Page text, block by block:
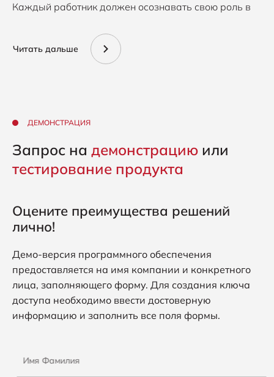
Каждый работник должен осознавать свою роль в
киберугрозы влияют на их повседневную работу.
Платформа объединяет всю информацию о знаниях,
навыках и рисках ваших сотрудников в одном
сотрудников — все в одном месте. Отдельное
внимание уделено IТ-специалистам: с помощью
специально разработанных учебных пакетов они
могут развивать практические навыки,
киберугрозам, даже если не являются
профильными экспертами по безопасности.
предлагает полный спектр возможностейCyber Unit
Technologiesна рынке, укрепляя киберзащиту во
всем регионе.
Читать дальше
ДЕМОНСТРАЦИЯ
Запрос на демонстрацию или
тестирование продукта
Оцените преимущества решений
лично!
Демо-версия программного обеспечения
предоставляется на имя компании и конкретного
лица, заполняющего форму. Для создания ключа
доступа необходимо ввести достоверную
информацию и заполнить все поля формы.